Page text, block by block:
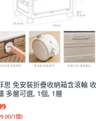
思 免安裝折疊收納箱含滾輪 收
多層可選, 1個, 1層
1個)